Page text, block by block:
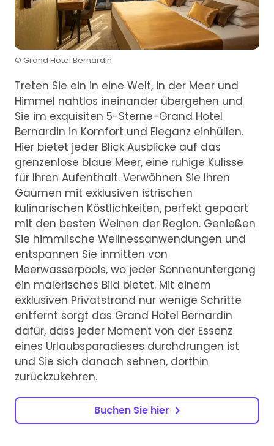
© Grand Hotel Bernardin
Treten Sie ein in eine Welt, in der Meer und
Himmel nahtlos ineinander übergehen und
Sie im exquisiten 5-Sterne-Grand Hotel
Bernardin in Komfort und Eleganz einhüllen.
Hier bietet jeder Blick Ausblicke auf das
grenzenlose blaue Meer, eine ruhige Kulisse
für Ihren Aufenthalt. Verwöhnen Sie Ihren
Gaumen mit exklusiven istrischen
kulinarischen Köstlichkeiten, perfekt gepaart
mit den besten Weinen der Region. Genießen
Sie himmlische Wellnessanwendungen und
entspannen Sie inmitten von
Meerwasserpools, wo jeder Sonnenuntergang
ein malerisches Bild bietet. Mit einem
exklusiven Privatstrand nur wenige Schritte
entfernt sorgt das Grand Hotel Bernardin
dafür, dass jeder Moment von der Essenz
eines Urlaubsparadieses durchdrungen ist
und Sie sich danach sehnen, dorthin
zurückzukehren.
Buchen Sie hier